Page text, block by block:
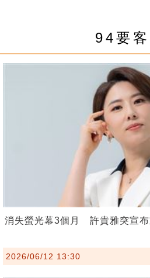
94要
消失螢光幕3個月 許貴雅突宣布
2026/06/12 13:30